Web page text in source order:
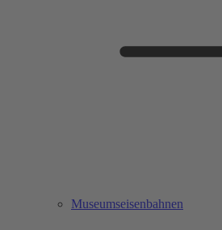
Museumseisenbahnen